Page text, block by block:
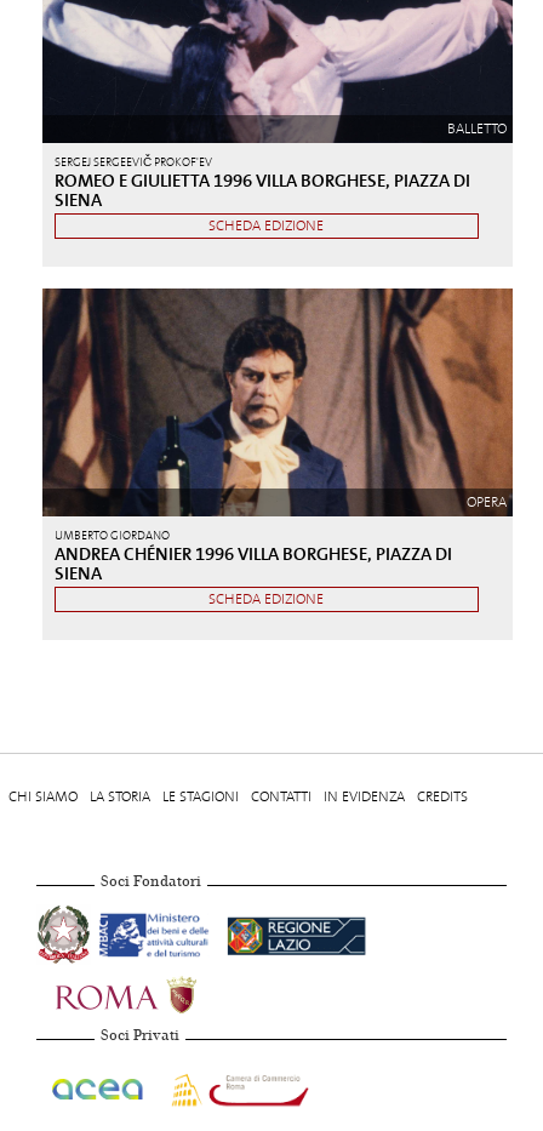
BALLETTO
SERGEJ SERGEEVIČ PROKOF'EV
ROMEO E GIULIETTA 1996 VILLA BORGHESE, PIAZZA DI
SIENA
SCHEDA EDIZIONE
OPERA
UMBERTO GIORDANO
ANDREA CHÉNIER 1996 VILLA BORGHESE, PIAZZA DI
SIENA
SCHEDA EDIZIONE
CHI SIAMO LA STORIA LE STAGIONI CONTATTI IN EVIDENZA CREDITS
Soci Fondatori
Soci Privati